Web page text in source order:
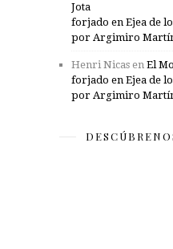
Jota
forjado en Ejea de
por Argimiro
Henri Nicas en El
forjado en Ejea de
por Argimiro